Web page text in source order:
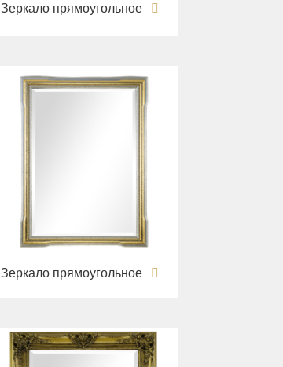
Зеркало прямоугольное
Зеркало прямоугольное